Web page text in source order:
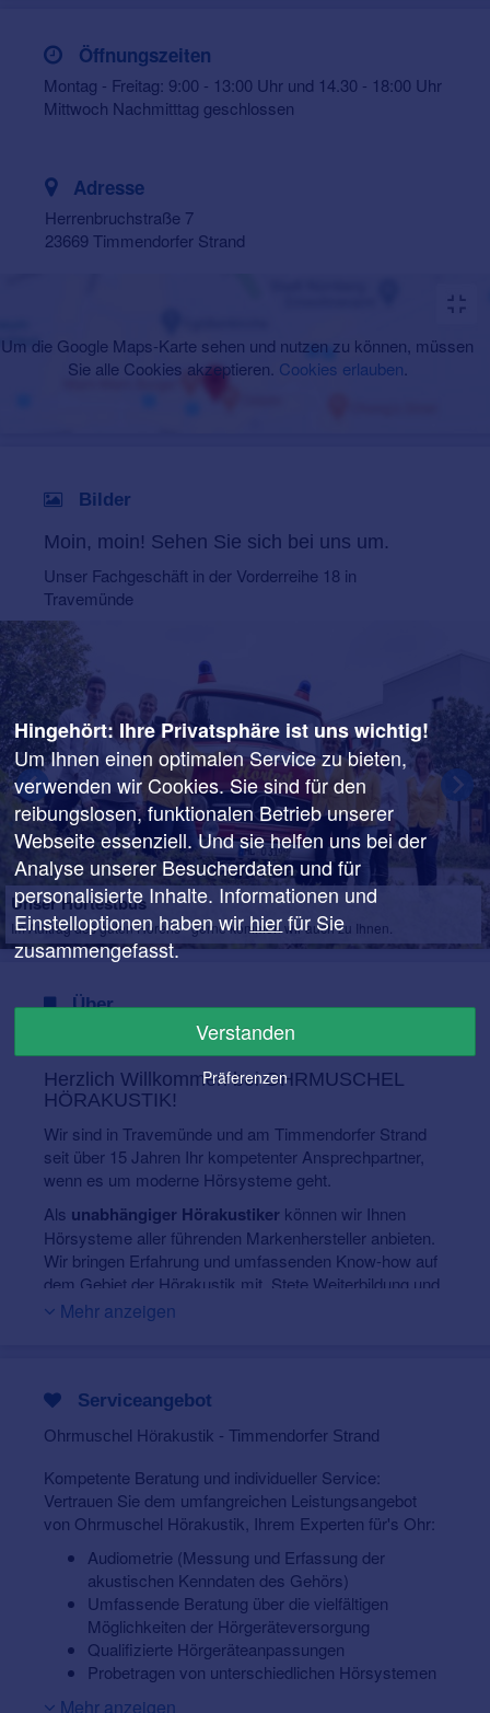
Öffnungszeiten
Montag - Freitag: 9:00 - 13:00 Uhr und 14.30 - 18:00 Uhr
Mittwoch Nachmitttag geschlossen
Adresse
Herrenbruchstraße 7
23669 Timmendorfer Strand
Um die Google Maps-Karte sehen und nutzen zu können, müssen
Sie alle Cookies akzeptieren. Cookies erlauben
Bilder
Moin, moin! Sehen Sie sich bei uns um.
Unser Fachgeschäft in der Vorderreihe 18 in
Travemünde
Unser Hörtestbus
Im Auftrag des guten Hörens - gerne kommen wir auch zu Ihnen.
Über
Ohrmuschel Hörakustik - Timmendorfer Strand
Herzlich Willkommen bei OHRMUSCHEL
HÖRAKUSTIK!
Wir sind in Travemünde und am Timmendorfer Strand
seit über 15 Jahren Ihr kompetenter Ansprechpartner,
wenn es um moderne Hörsysteme geht.
Als unabhängiger Hörakustiker können wir Ihnen
Hörsysteme aller führenden Markenhersteller anbieten.
Wir bringen Erfahrung und umfassenden Know-how auf
dem Gebiet der Hörakustik mit. Stete Weiterbildung und
Qualifizierung ist für alle Mitarbeiter selbstverständlich.
Wir nehmen uns die Zeit die Sie brauchen.
zufriedenstellendes und langanhaltendes Ergebnis zu
erzielen. Erst wenn Sie zufrieden sind, sind wir es auch.
"Der Mensch hört nicht nur mit den Ohren, er hört vor
allem zwischen den Ohren."
Sie möchten uns kennenlernen? Dann nutzen Sie gleich
Kontaktbox oben rechts
, um einen unverbindlichen
Kennenlerntermin zu vereinbaren.
Bei einer Tasse Kaffee nehmen wir uns Zeit, um Sie
kompetent und individuellzu beraten.
Wir freuen uns auf Sie!
Mehr anzeigen
Serviceangebot
Ohrmuschel Hörakustik - Timmendorfer Strand
Kompetente Beratung und individueller Service:
Vertrauen Sie dem umfangreichen Leistungsangebot
von Ohrmuschel Hörakustik, Ihrem Experten für's Ohr:
Audiometrie (Messung und Erfassung der
akustischen Kenndaten des Gehörs)
Umfassende Beratung über die vielfältigen
Möglichkeiten der Hörgeräteversorgung
Qualifizierte Hörgeräteanpassungen
Probetragen von unterschiedlichen Hörsystemen
Mehr anzeigen
Hingehört: Ihre Privatsphäre ist uns wichtig!
Um Ihnen einen optimalen Service zu bieten,
verwenden wir Cookies. Sie sind für den
reibungslosen, funktionalen Betrieb unserer
Webseite essenziell. Und sie helfen uns bei der
Analyse unserer Besucherdaten und für
personalisierte Inhalte. Informationen und
Einstelloptionen haben wirhierfür Sie
zusammengefasst.
Verstanden
Präferenzen